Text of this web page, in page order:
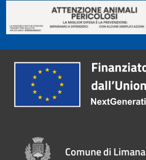
Comune di Limana